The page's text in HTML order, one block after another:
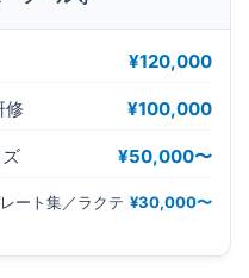
¥120,000
修 ¥100,000
¥50,000〜
ート集／ラクテ ¥30,000〜